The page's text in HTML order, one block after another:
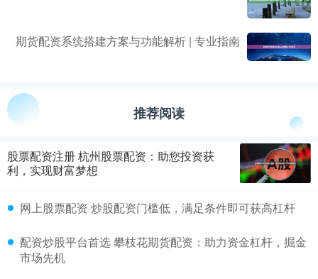
期货配资系统搭建方案与功能解析 | 专业指南
推荐阅读
股票配资注册 杭州股票配资：助您投资获
利，实现财富梦想
网上股票配资 炒股配资门槛低，满足条件即可获高杠杆
配资炒股平台首选 攀枝花期货配资：助力资金杠杆，掘金
市场先机